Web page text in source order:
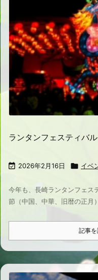
ランタンフェスティバル
 2026年2月16日  イベ
今年も、長崎ランタンフェス
節（中国、中華、旧暦の正月
記事